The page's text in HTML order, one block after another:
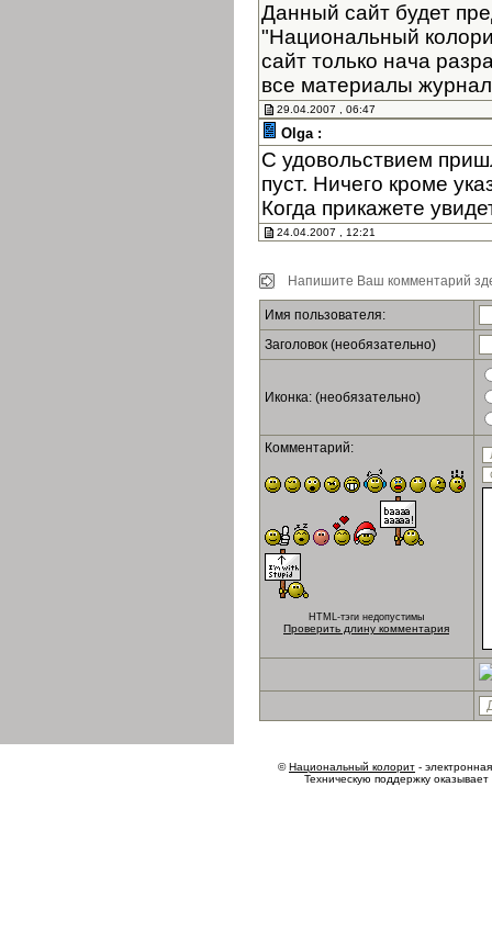
Данный сайт будет
"Национальный
сайт только нача
все материалы
29.04.2007 , 06:47
Olga :
С удовольствием
пуст. Ничего кроме
Когда прикажете
24.04.2007 , 12:21
Напишите Ваш комментарий
Имя пользователя:
Заголовок (необязательно)
Иконка: (необязательно)
Комментарий:
HTML-тэги недопустимы
Проверить длину комментария
©Национальный колорит -
Техническую поддержку